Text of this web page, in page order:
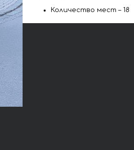
Количество мест – 18